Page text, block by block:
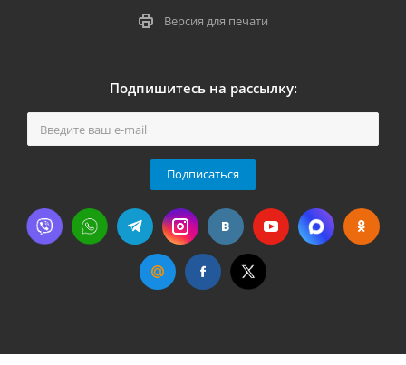
Версия для печати
Подпишитесь на рассылку:
Подписаться